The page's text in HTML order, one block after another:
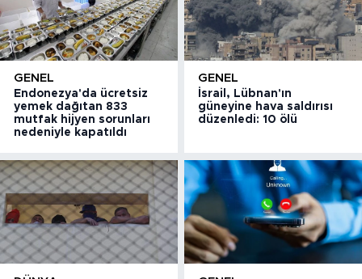
GENEL
Endonezya'da ücretsiz
yemek dağıtan 833
mutfak hijyen sorunları
nedeniyle kapatıldı
GENEL
İsrail, Lübnan'ın
güneyine hava saldırısı
düzenledi: 10 ölü